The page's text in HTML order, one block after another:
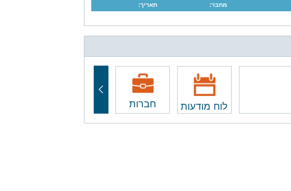
מחבר: תאריך:
חברות לוח מודעות